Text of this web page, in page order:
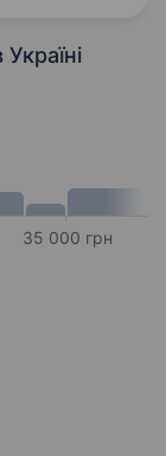
Україні
35 000 грн